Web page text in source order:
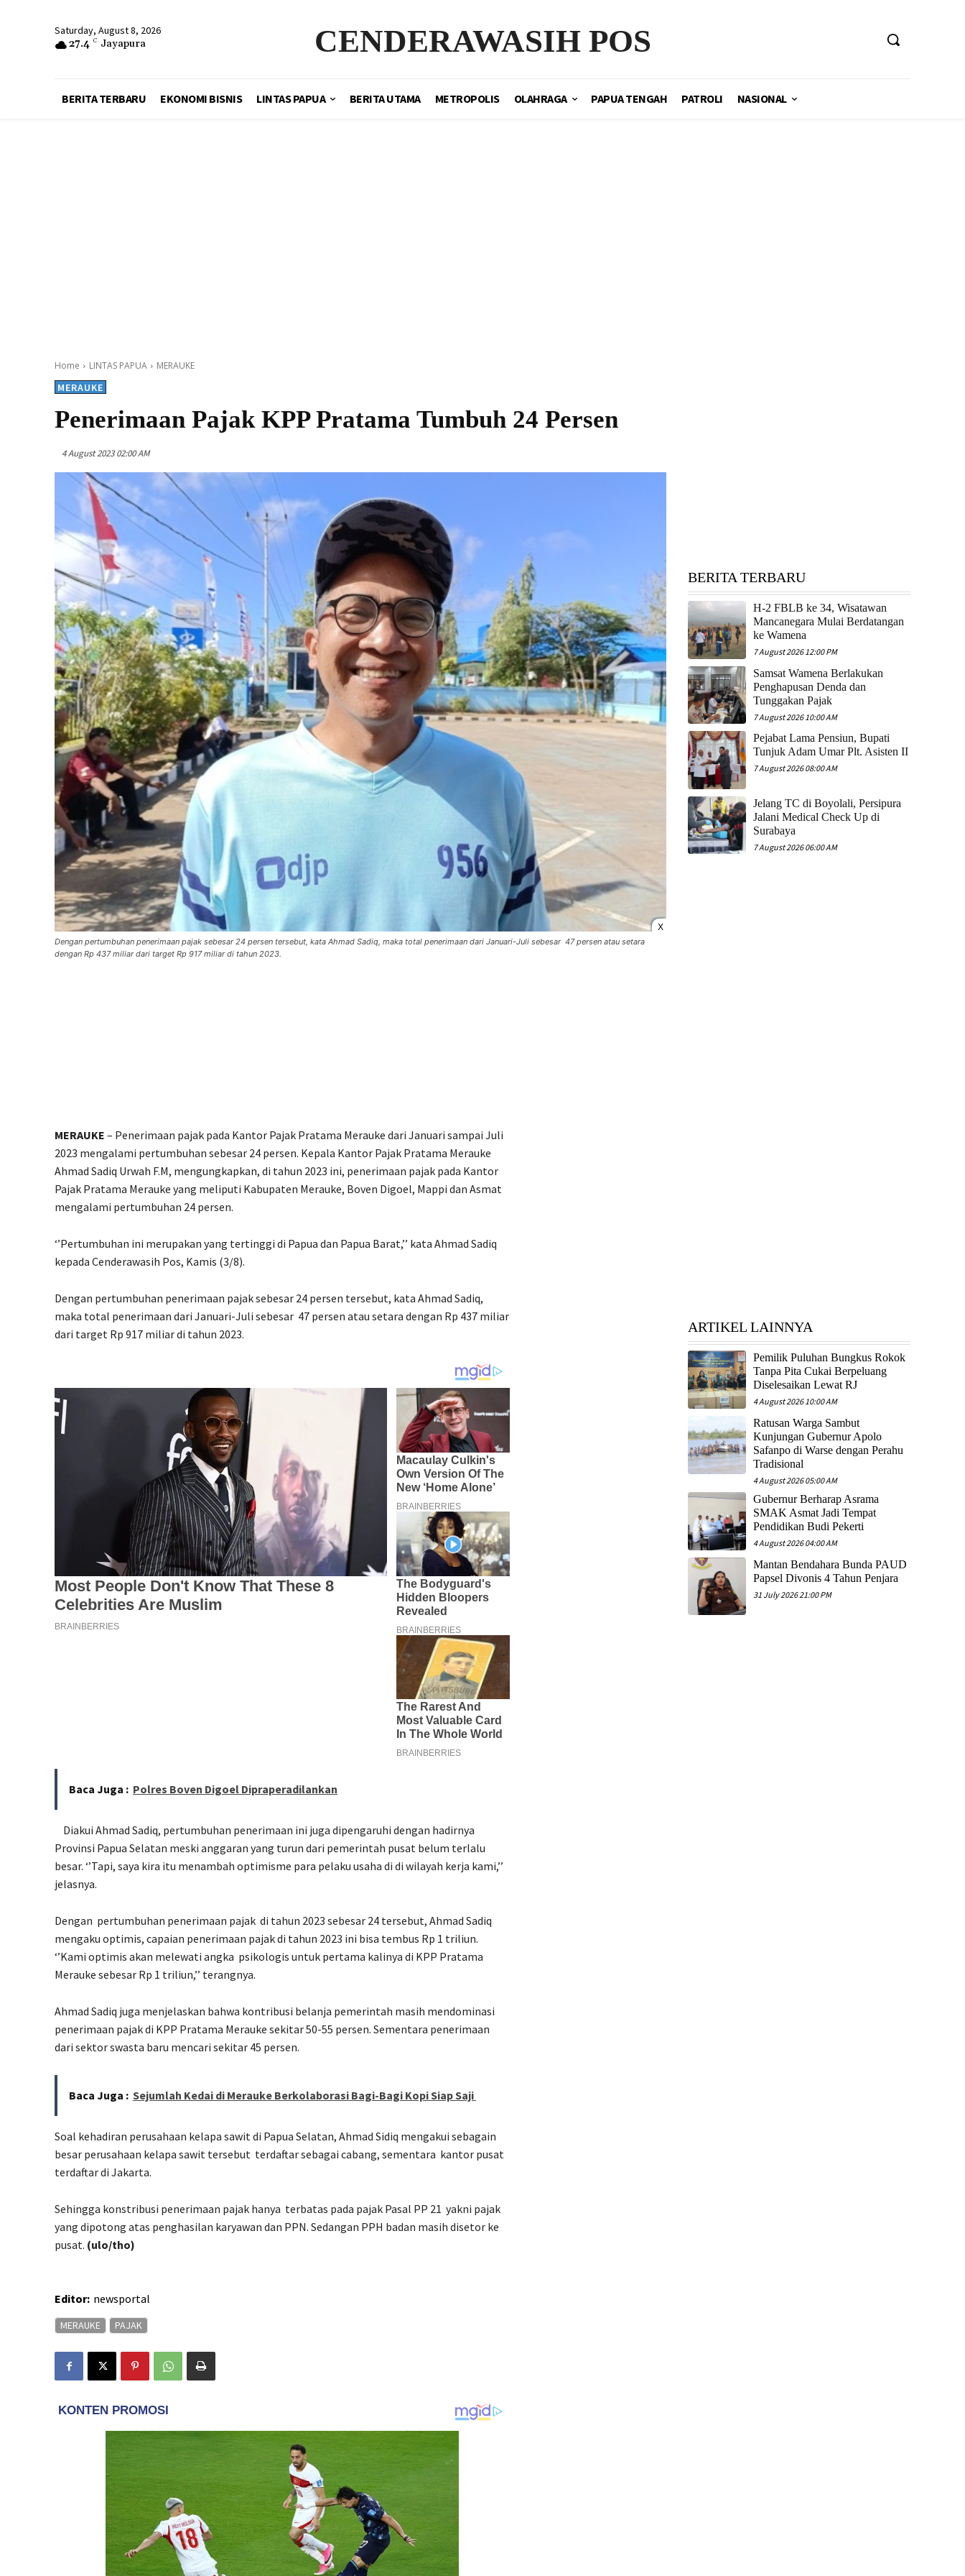
Saturday, August 8, 2026
27.4 C Jayapura CENDERAWASIH POS
BERITA TERBARU EKONOMI BISNIS LINTAS PAPUA BERITA UTAMA METROPOLIS OLAHRAGA PAPUA TENGAH PATROLI NASIONAL
Home LINTAS PAPUA MERAUKE
MERAUKE
Penerimaan Pajak KPP Pratama Tumbuh 24 Persen
4 August 2023 02:00 AM
X
Dengan pertumbuhan penerimaan pajak sebesar 24 persen tersebut, kata Ahmad Sadiq, maka total penerimaan dari Januari-Juli sebesar 47 persen atau setara
dengan Rp 437 miliar dari target Rp 917 miliar di tahun 2023.
MERAUKE – Penerimaan pajak pada Kantor Pajak Pratama Merauke dari Januari sampai Juli
2023 mengalami pertumbuhan sebesar 24 persen. Kepala Kantor Pajak Pratama Merauke
Ahmad Sadiq Urwah F.M, mengungkapkan, di tahun 2023 ini, penerimaan pajak pada Kantor
Pajak Pratama Merauke yang meliputi Kabupaten Merauke, Boven Digoel, Mappi dan Asmat
mengalami pertumbuhan 24 persen.
‘’Pertumbuhan ini merupakan yang tertinggi di Papua dan Papua Barat,’’ kata Ahmad Sadiq
kepada Cenderawasih Pos, Kamis (3/8).
Dengan pertumbuhan penerimaan pajak sebesar 24 persen tersebut, kata Ahmad Sadiq,
maka total penerimaan dari Januari-Juli sebesar 47 persen atau setara dengan Rp 437 miliar
dari target Rp 917 miliar di tahun 2023.
Baca Juga : Polres Boven Digoel Dipraperadilankan
Diakui Ahmad Sadiq, pertumbuhan penerimaan ini juga dipengaruhi dengan hadirnya
Provinsi Papua Selatan meski anggaran yang turun dari pemerintah pusat belum terlalu
besar. ‘’Tapi, saya kira itu menambah optimisme para pelaku usaha di di wilayah kerja kami,’’
jelasnya.
Dengan pertumbuhan penerimaan pajak di tahun 2023 sebesar 24 tersebut, Ahmad Sadiq
mengaku optimis, capaian penerimaan pajak di tahun 2023 ini bisa tembus Rp 1 triliun.
‘’Kami optimis akan melewati angka psikologis untuk pertama kalinya di KPP Pratama
Merauke sebesar Rp 1 triliun,’’ terangnya.
Ahmad Sadiq juga menjelaskan bahwa kontribusi belanja pemerintah masih mendominasi
penerimaan pajak di KPP Pratama Merauke sekitar 50-55 persen. Sementara penerimaan
dari sektor swasta baru mencari sekitar 45 persen.
Baca Juga : Sejumlah Kedai di Merauke Berkolaborasi Bagi-Bagi Kopi Siap Saji
Soal kehadiran perusahaan kelapa sawit di Papua Selatan, Ahmad Sidiq mengakui sebagain
besar perusahaan kelapa sawit tersebut terdaftar sebagai cabang, sementara kantor pusat
terdaftar di Jakarta.
Sehingga konstribusi penerimaan pajak hanya terbatas pada pajak Pasal PP 21 yakni pajak
yang dipotong atas penghasilan karyawan dan PPN. Sedangan PPH badan masih disetor ke
pusat. (ulo/tho)
Editor: newsportal
MERAUKE PAJAK
BERITA TERBARU
H-2 FBLB ke 34, Wisatawan
Mancanegara Mulai Berdatangan
ke Wamena
7 August 2026 12:00 PM
Samsat Wamena Berlakukan
Penghapusan Denda dan
Tunggakan Pajak
7 August 2026 10:00 AM
Pejabat Lama Pensiun, Bupati
Tunjuk Adam Umar Plt. Asisten II
7 August 2026 08:00 AM
Jelang TC di Boyolali, Persipura
Jalani Medical Check Up di
Surabaya
7 August 2026 06:00 AM
ARTIKEL LAINNYA
Pemilik Puluhan Bungkus Rokok
Tanpa Pita Cukai Berpeluang
Diselesaikan Lewat RJ
4 August 2026 10:00 AM
Ratusan Warga Sambut
Kunjungan Gubernur Apolo
Safanpo di Warse dengan Perahu
Tradisional
4 August 2026 05:00 AM
Gubernur Berharap Asrama
SMAK Asmat Jadi Tempat
Pendidikan Budi Pekerti
4 August 2026 04:00 AM
Mantan Bendahara Bunda PAUD
Papsel Divonis 4 Tahun Penjara
31 July 2026 21:00 PM